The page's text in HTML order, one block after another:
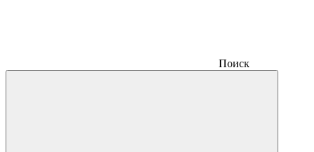
Поиск